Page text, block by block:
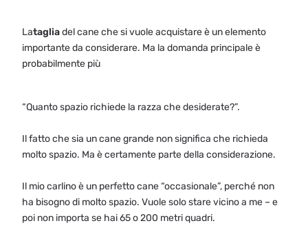
Latagliadel cane che si vuole acquistare è un elemento
importante da considerare. Ma la domanda principale è
probabilmente più
“Quanto spazio richiede la razza che desiderate?”.
Il fatto che sia un cane grande non significa che richieda
molto spazio. Ma è certamente parte della considerazione.
Il mio carlino è un perfetto cane “occasionale”, perché non
ha bisogno di molto spazio. Vuole solo stare vicino a me – e
poi non importa se hai 65 o 200 metri quadri.